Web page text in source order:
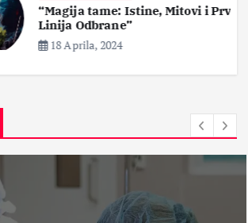
“Magija tame: Istine, Mitovi i Prva
Linija Odbrane”
18 Aprila, 2024